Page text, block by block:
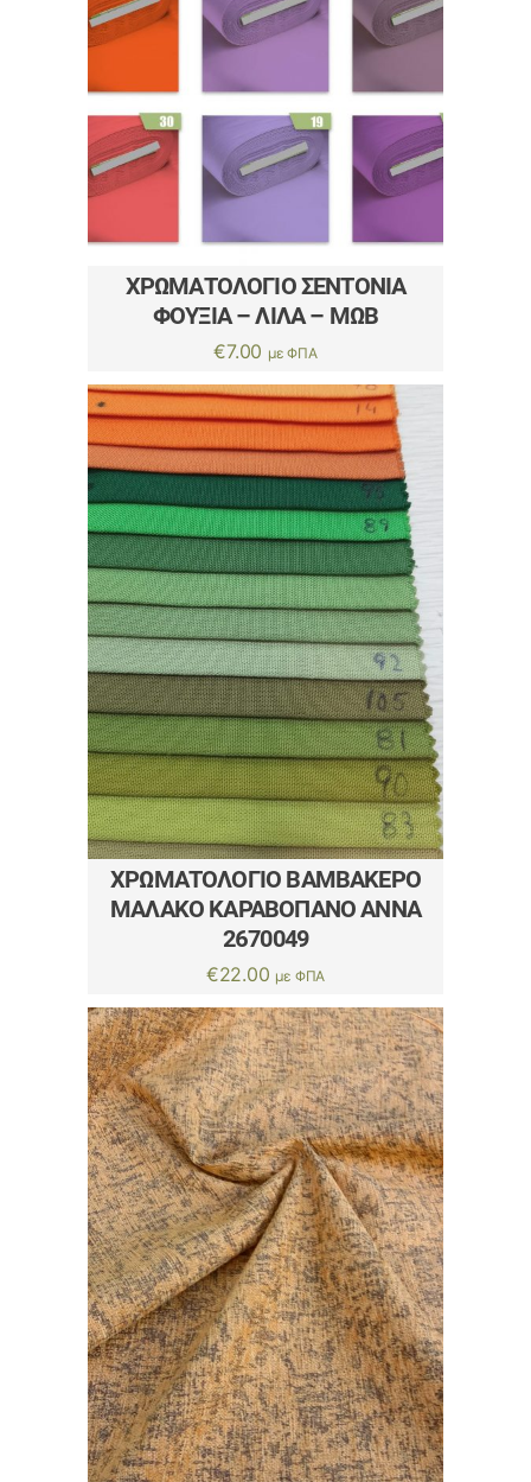
ΧΡΩΜΑΤΟΛΌΓΙΟ ΣΕΝΤΌΝΙΑ
ΦΟΥΞΙΑ – ΛΙΛΑ – ΜΩΒ
€7.00 με ΦΠΑ
ΧΡΩΜΑΤΟΛΌΓΙΟ ΒΑΜΒΑΚΕΡΌ
ΜΑΛΑΚΌ ΚΑΡΑΒΌΠΑΝΟ ΑΝΝΑ
2670049
€22.00 με ΦΠΑ